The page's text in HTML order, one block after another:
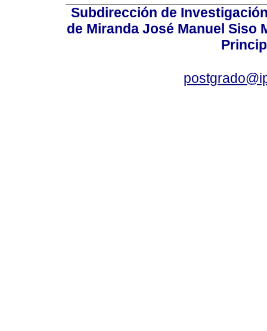
Subdirección de
de Miranda José Manuel Siso